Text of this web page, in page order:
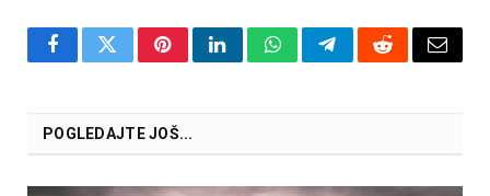
FacebookTwitterPinterestLinkedInWhatsAppTelegramRedditEmail
POGLEDAJTE JOŠ...